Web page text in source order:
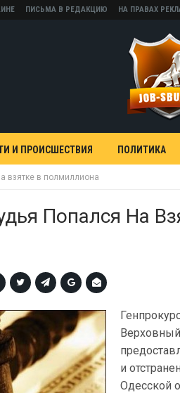
ПИСЬМА В РЕДАКЦИЮ НА ПРАВАХ
И ПРОИСШЕСТВИЯ ПОЛИТИКА
взятке в полмиллиона
Попался На
и
Одесской